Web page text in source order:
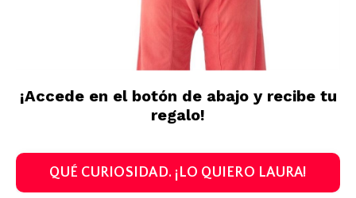
¡Accede en el botón de abajo y recibe tu
regalo!
QUÉ CURIOSIDAD. ¡LO QUIERO LAURA!